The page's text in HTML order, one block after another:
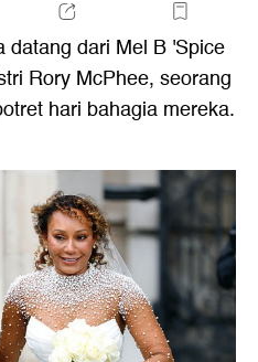
datang dari Mel B 'Spice
Rory McPhee, seorang
hari bahagia mereka.